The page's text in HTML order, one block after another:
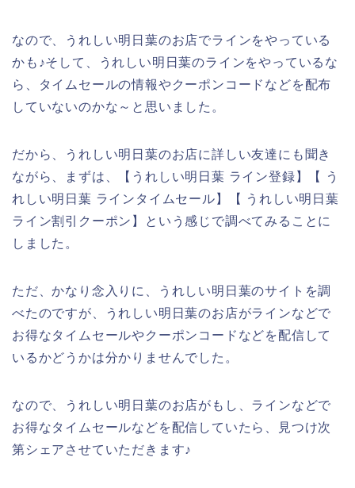
なので、うれしい明日葉のお店でラインをやっている
かも♪そして、うれしい明日葉のラインをやっているな
ら、タイムセールの情報やクーポンコードなどを配布
していないのかな～と思いました。
だから、うれしい明日葉のお店に詳しい友達にも聞き
ながら、まずは、【うれしい明日葉 ライン登録】【 う
れしい明日葉 ラインタイムセール】【 うれしい明日葉
ライン割引クーポン】という感じで調べてみることに
しました。
ただ、かなり念入りに、うれしい明日葉のサイトを調
べたのですが、うれしい明日葉のお店がラインなどで
お得なタイムセールやクーポンコードなどを配信して
いるかどうかは分かりませんでした。
なので、うれしい明日葉のお店がもし、ラインなどで
お得なタイムセールなどを配信していたら、見つけ次
第シェアさせていただきます♪